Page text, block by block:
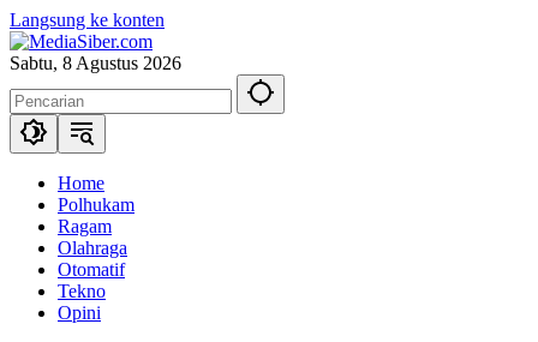
Langsung ke konten
Sabtu, 8 Agustus 2026
Home
Polhukam
Ragam
Olahraga
Otomatif
Tekno
Opini